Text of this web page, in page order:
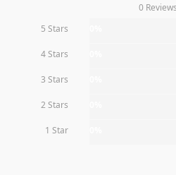
0 Reviews
5 Stars
4 Stars
3 Stars
2 Stars
1 Star